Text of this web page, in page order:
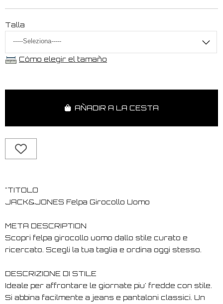
Talla
Cómo elegir el tamaño
AÑADIR A LA CESTA
"TITOLO
JACK&JONES Felpa Girocollo Uomo
META DESCRIPTION
Scopri felpa girocollo uomo dallo stile curato e
ricercato. Scegli la tua taglia e ordina oggi stesso.
DESCRIZIONE DI STILE
Ideale per affrontare le giornate piu' fredde con stile.
Si abbina facilmente a jeans e pantaloni classici. Un